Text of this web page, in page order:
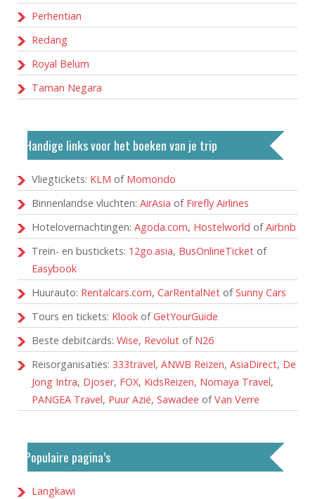
Perhentian
Redang
Royal Belum
Taman Negara
Handige links voor het boeken van je trip
Vliegtickets: KLM of Momondo
Binnenlandse vluchten: AirAsia of Firefly Airlines
Hotelovernachtingen: Agoda.com, Hostelworld ofAirbnb
Trein- en bustickets: 12go.asia, BusOnlineTicket of
Easybook
Huurauto: Rentalcars.com, CarRentalNet ofSunny Cars
Tours en tickets: Klook ofGetYourGuide
Beste debitcards: Wise, Revolut of N26
Reisorganisaties: 333travel, ANWB Reizen, AsiaDirect, De
Jong Intra, Djoser, FOX, KidsReizen, Nomaya Travel,
PANGEA Travel, Puur Azië, Sawadee ofVan Verre
Populaire pagina’s
Langkawi